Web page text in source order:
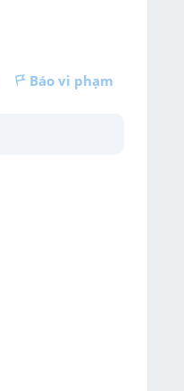
Báo vi phạm